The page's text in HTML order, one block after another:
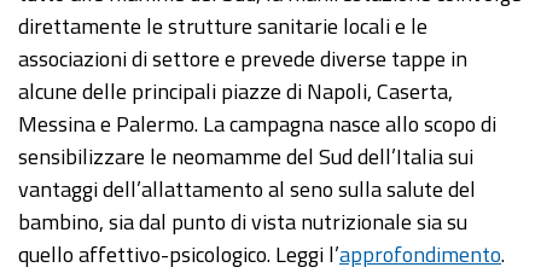
direttamente le strutture sanitarie locali e le
associazioni di settore e prevede diverse tappe in
alcune delle principali piazze di Napoli, Caserta,
Messina e Palermo. La campagna nasce allo scopo di
sensibilizzare le neomamme del Sud dell’Italia sui
vantaggi dell’allattamento al seno sulla salute del
bambino, sia dal punto di vista nutrizionale sia su
quello affettivo-psicologico. Leggi l’approfondimento.